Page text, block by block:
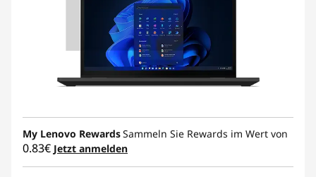
My Lenovo RewardsSammeln Sie Rewards im Wert von
0.83€ Jetzt anmelden